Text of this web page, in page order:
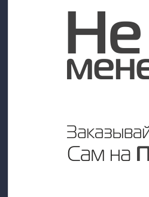
РК 50-7-11
Под заказ